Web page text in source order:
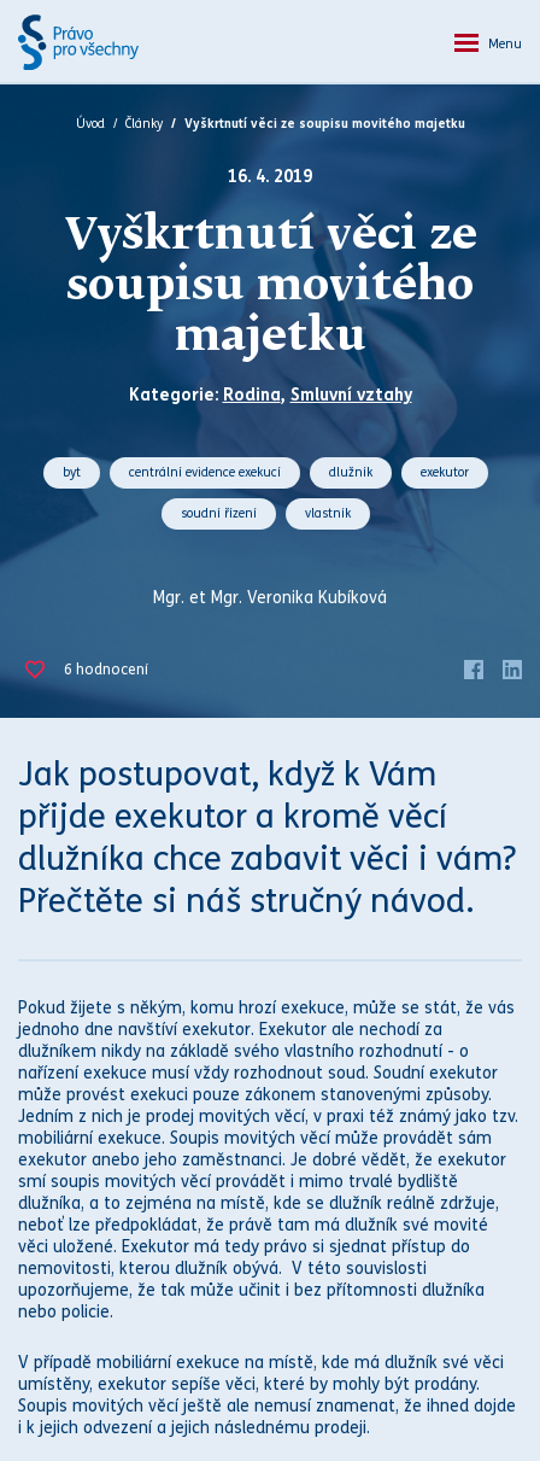
Menu
Úvod Články Vyškrtnutí věci ze soupisu movitého majetku
16. 4. 2019
Vyškrtnutí věci ze
soupisu movitého
majetku
Kategorie: Rodina, Smluvní vztahy
byt centrální evidence exekucí dlužník exekutor
soudní řízení vlastník
Mgr. et Mgr. Veronika Kubíková
6 hodnocení
Jak postupovat, když k Vám
přijde exekutor a kromě věcí
dlužníka chce zabavit věci i vám?
Přečtěte si náš stručný návod.
Pokud žijete s někým, komu hrozíexekuce, může se stát, že vás
jednoho dne navštívíexekutor. Exekutor ale nechodí za
dlužníkem nikdy na základě svého vlastního rozhodnutí - o
nařízeníexekuce musí vždy rozhodnout soud. Soudníexekutor
může provést exekuci pouze zákonem stanovenými způsoby.
Jedním z nich je prodej movitých věcí, v praxi též známý jako tzv.
mobiliárníexekuce. Soupis movitých věcí může provádět sám
exekutor anebo jeho zaměstnanci. Je dobré vědět, že exekutor
smí soupis movitých věcí provádět i mimo trvalé bydliště
dlužníka, a to zejména na místě, kde se dlužník reálně zdržuje,
neboť lze předpokládat, že právě tam má dlužník své movité
věci uložené. Exekutor má tedy právo si sjednat přístup do
nemovitosti, kterou dlužník obývá. V této souvislosti
upozorňujeme, že tak může učinit i bez přítomnosti dlužníka
nebo policie.
V případě mobiliárníexekuce na místě, kde má dlužník své věci
umístěny, exekutor sepíše věci, které by mohly být prodány.
Soupis movitých věcí ještě ale nemusí znamenat, že ihned dojde
i k jejich odvezení a jejich následnému prodeji.